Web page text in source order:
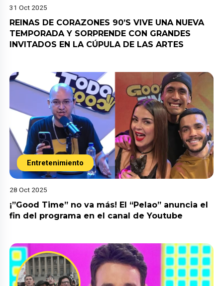
31 Oct 2025
REINAS DE CORAZONES 90’S VIVE UNA NUEVA
TEMPORADA Y SORPRENDE CON GRANDES
INVITADOS EN LA CÚPULA DE LAS ARTES
Entretenimiento
28 Oct 2025
¡”Good Time” no va más! El “Pelao” anuncia el
fin del programa en el canal de Youtube